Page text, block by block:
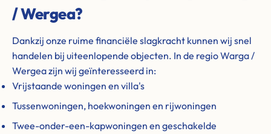
/ Wergea?
Dankzij onze ruime financiële slagkracht kunnen wij snel
handelen bij uiteenlopende objecten. In de regio Warga /
Wergea zijn wij geïnteresseerd in:
Vrijstaande woningen en villa's
Tussenwoningen, hoekwoningen en rijwoningen
Twee-onder-een-kapwoningen en geschakelde